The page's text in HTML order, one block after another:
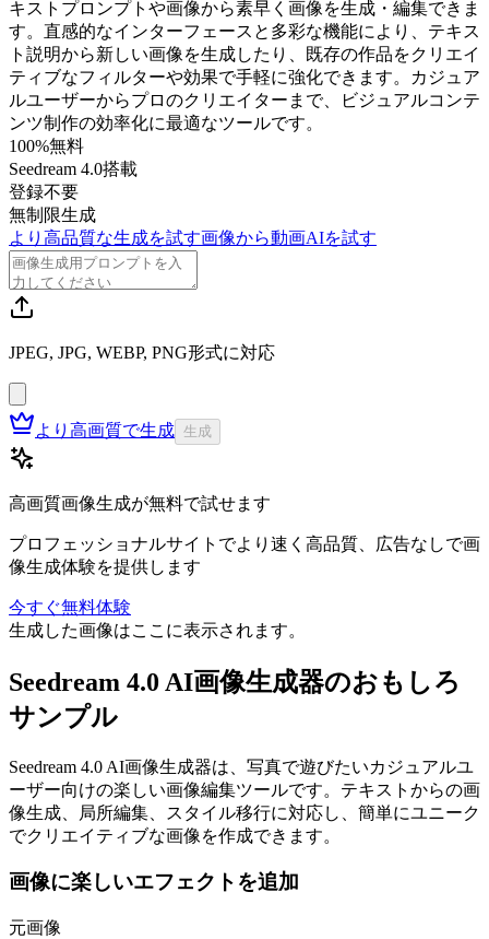
キストプロンプトや画像から素早く画像を生成・編集できま
す。直感的なインターフェースと多彩な機能により、テキス
ト説明から新しい画像を生成したり、既存の作品をクリエイ
ティブなフィルターや効果で手軽に強化できます。カジュア
ルユーザーからプロのクリエイターまで、ビジュアルコンテ
ンツ制作の効率化に最適なツールです。
100%無料
Seedream 4.0搭載
登録不要
無制限生成
より高品質な生成を試す画像から動画AIを試す
JPEG, JPG, WEBP, PNG形式に対応
より高画質で生成 生成
高画質画像生成が無料で試せます
プロフェッショナルサイトでより速く高品質、広告なしで画
像生成体験を提供します
今すぐ無料体験
生成した画像はここに表示されます。
Seedream 4.0 AI画像生成器のおもしろ
サンプル
Seedream 4.0 AI画像生成器は、写真で遊びたいカジュアルユ
ーザー向けの楽しい画像編集ツールです。テキストからの画
像生成、局所編集、スタイル移行に対応し、簡単にユニーク
でクリエイティブな画像を作成できます。
画像に楽しいエフェクトを追加
元画像